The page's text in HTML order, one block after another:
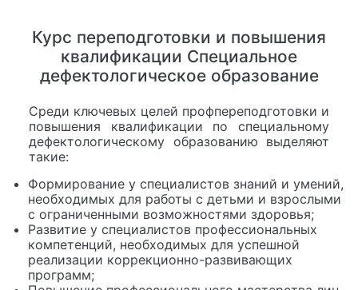
Курс переподготовки и повышения
квалификации Специальное
дефектологическое образование
Среди ключевых целей профпереподготовки и
повышения квалификации по специальному
дефектологическому образованию выделяют
такие:
Формирование у специалистов знаний и умений,
необходимых для работы с детьми и взрослыми
с ограниченными возможностями здоровья;
Развитие у специалистов профессиональных
компетенций, необходимых для успешной
реализации коррекционно-развивающих
программ;